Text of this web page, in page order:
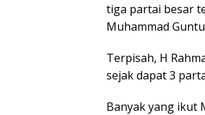
tiga partai besar
Muhammad
Terpisah, H
sejak dapat 3
Banyak yang ikut